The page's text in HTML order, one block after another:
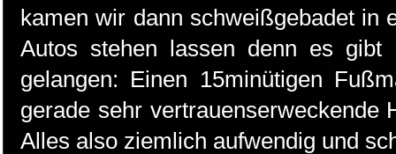
kamen wir dann schweißgebadet in
Autos stehen lassen denn es
gelangen: Einen 15minütigen
gerade sehr vertrauenserweckende
Alles also ziemlich aufwendig und